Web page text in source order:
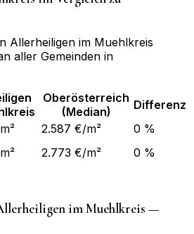
Allerheiligen im Muehlkreis
aller Gemeinden in
Oberösterreich
(Median)
Differenz
2.587 €/m²
0 %
2.773 €/m² 0 %
im Muehlkreis —